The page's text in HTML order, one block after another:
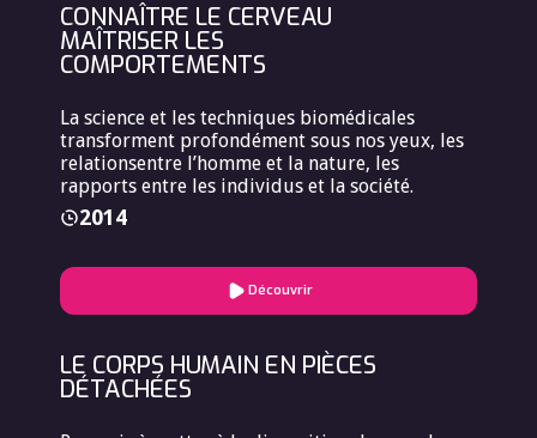
CONNAÎTRE LE CERVEAU
MAÎTRISER LES
COMPORTEMENTS
La science et les techniques biomédicales
transforment profondément sous nos yeux, les
relationsentre l’homme et la nature, les
rapports entre les individus et la société.
2014
Découvrir
LE CORPS HUMAIN EN PIÈCES
DÉTACHÉES